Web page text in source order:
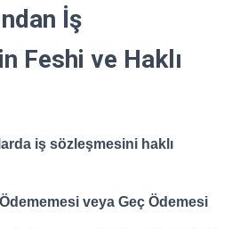
İş
Feshi ve Haklı
iş sözleşmesini haklı
veya Geç Ödemesi